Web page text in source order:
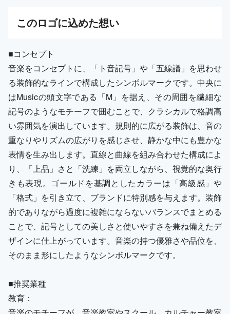
このロゴに込めた想い
■コンセプト
音楽をコンセプトに、「ト音記号」や「五線譜」を思わせ
る装飾的なラインで構成したシンボルマークです。中央に
はMusicの頭文字である「M」を据え、その周囲を繊細な
記号のようなモチーフで囲むことで、クラシカルで格調高
い雰囲気を演出しています。規則的に広がる装飾は、音の
重なりやリズムの広がりを感じさせ、静かな中にも豊かな
表情を生み出します。直線と曲線を組み合わせた構成によ
り、「上品」さと「洗練」を両立しながら、視覚的な奥行
きも表現。ゴールドを基調としたカラーは「高級感」や
「格式」を引き立て、ブランドに特別感を与えます。装飾
的でありながら過度に複雑にならないバランスでまとめる
ことで、記号としての美しさと使いやすさを兼ね備えたデ
ザインに仕上がっています。音楽の持つ優雅さや品位を、
そのまま形にしたようなシンボルマークです。
■推奨業種
教育：